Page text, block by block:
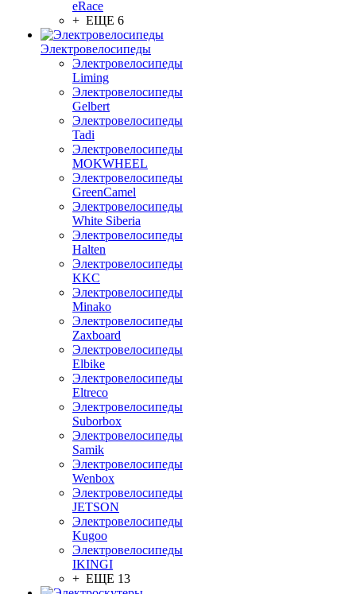
eRace
+ ЕЩЕ 6
Электровелосипеды
Электровелосипеды
Liming
Электровелосипеды
Gelbert
Электровелосипеды
Tadi
Электровелосипеды
MOKWHEEL
Электровелосипеды
GreenCamel
Электровелосипеды
White Siberia
Электровелосипеды
Halten
Электровелосипеды
KKC
Электровелосипеды
Minako
Электровелосипеды
Zaxboard
Электровелосипеды
Elbike
Электровелосипеды
Eltreco
Электровелосипеды
Suborbox
Электровелосипеды
Samik
Электровелосипеды
Wenbox
Электровелосипеды
JETSON
Электровелосипеды
Kugoo
Электровелосипеды
IKINGI
+ ЕЩЕ 13